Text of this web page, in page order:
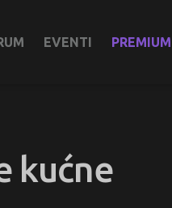
EVENTI PREMIUM
kućne